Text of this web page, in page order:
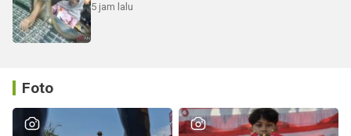
5 jam lalu
Foto